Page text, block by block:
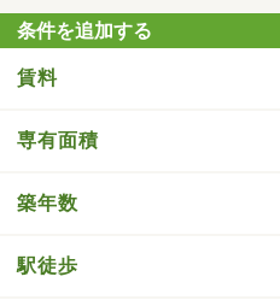
条件を追加する
賃料
専有面積
築年数
駅徒歩